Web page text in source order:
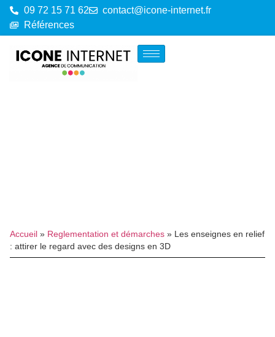
09 72 15 71 62
contact@icone-internet.fr
Références
Accueil » Reglementation et démarches » Les enseignes en relief
: attirer le regard avec des designs en 3D